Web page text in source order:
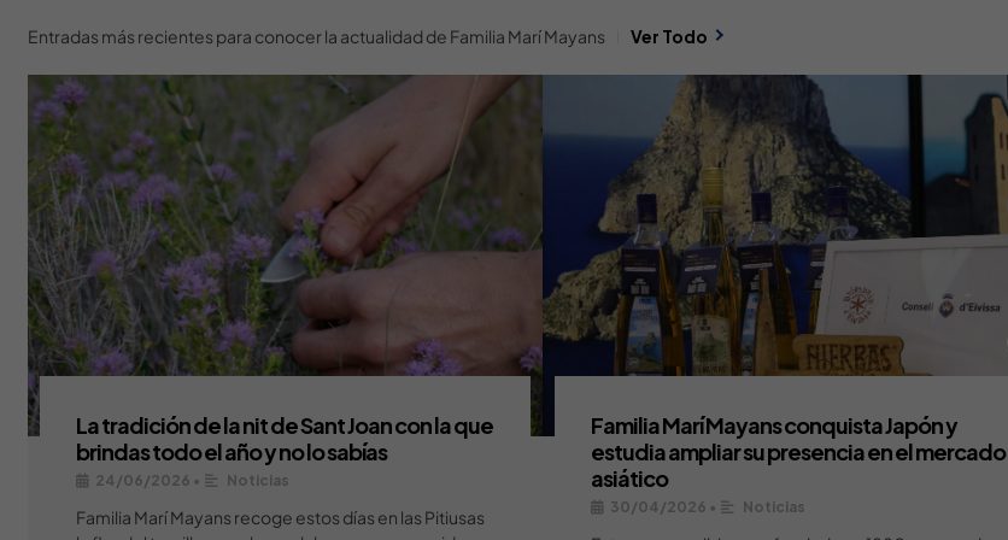
Entradas más recientes para conocer la actualidad de Familia Marí Mayans Ver Todo
La tradición de la nit de Sant Joan con la que
brindas todo el año y no lo sabías
24/06/2026 • Noticias
Familia Marí Mayans recoge estos días en las Pitiusas
Familia Marí Mayans conquista Japón y
estudia ampliar su presencia en el mercado
asiático
30/04/2026 • Noticias